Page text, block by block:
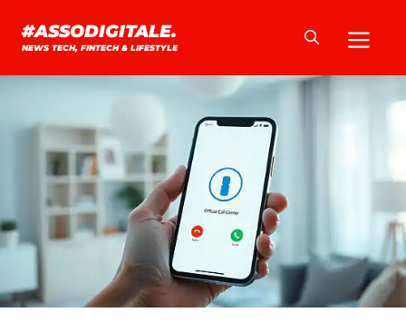
#ASSODIGITALE.
NEWS TECH, FINTECH & LIFESTYLE